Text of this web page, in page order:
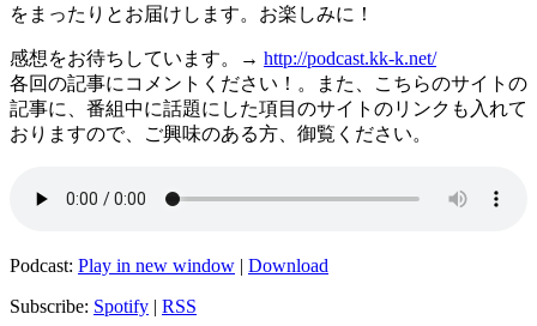
をまったりとお届けします。お楽しみに！
感想をお待ちしています。→ http://podcast.kk-k.net/
各回の記事にコメントください！。また、こちらのサイトの
記事に、番組中に話題にした項目のサイトのリンクも入れて
おりますので、ご興味のある方、御覧ください。
Podcast: Play in new window | Download
Subscribe: Spotify | RSS